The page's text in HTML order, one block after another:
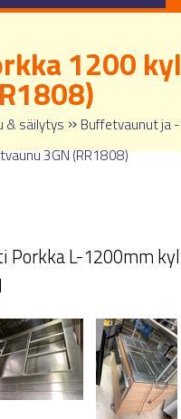
1200
& säilytys » Buffetvaunut ja
3GN (RR1808)
Porkka L-1200mm